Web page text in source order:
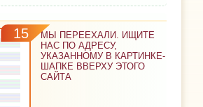
15
МЫ ПЕРЕЕХАЛИ. ИЩИТЕ
НАС ПО АДРЕСУ,
УКАЗАННОМУ В КАРТИНКЕ-
ШАПКЕ ВВЕРХУ ЭТОГО
САЙТА